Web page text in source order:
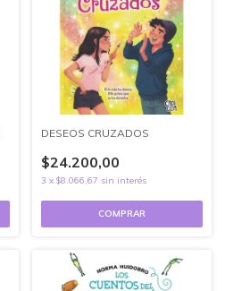
DESEOS CRUZADOS
$24.200,00
3 x $8.066,67 sin interés